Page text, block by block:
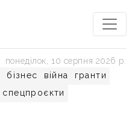
бізнес війна
гранти
спецпроєкти
понеділок, 10 серпня 2026 р.